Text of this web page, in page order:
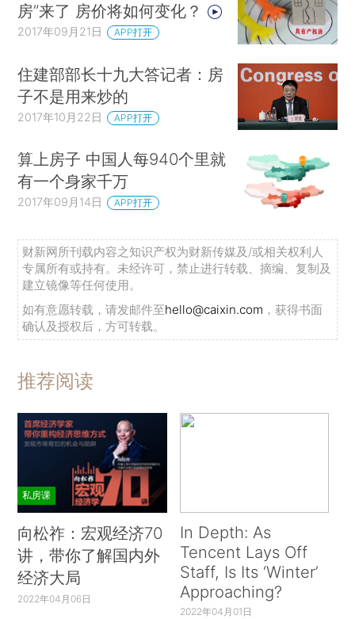
房”来了 房价将如何变化？
2017年09月21日 APP打开
住建部部长十九大答记者：房
子不是用来炒的
2017年10月22日 APP打开
算上房子 中国人每940个里就
有一个身家千万
2017年09月14日 APP打开
财新网所刊载内容之知识产权为财新传媒及/或相关权利人
专属所有或持有。未经许可，禁止进行转载、摘编、复制及
建立镜像等任何使用。
如有意愿转载，请发邮件至hello@caixin.com ，获得书面
确认及授权后，方可转载。
推荐阅读
私房课
向松祚：宏观经济70
讲，带你了解国内外
经济大局
2022年04月06日
In Depth: As
Tencent Lays Off
Staff, Is Its ‘Winter’
Approaching?
2022年04月01日